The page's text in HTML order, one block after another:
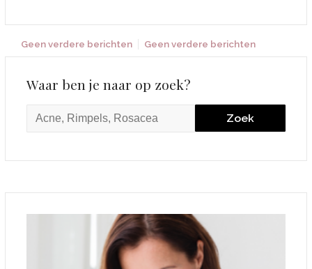
Geen verdere berichten Geen verdere berichten
Waar ben je naar op zoek?